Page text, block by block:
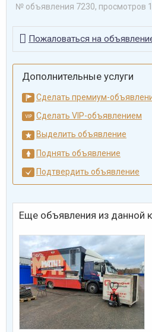
№ объявления 7230, просмотров
 Пожаловаться на
Дополнительные услуги
Сделать премиум-
Сделать VIP-объявлением
Выделить объявление
Поднять объявление
Подтвердить объявление
Еще объявления из данной